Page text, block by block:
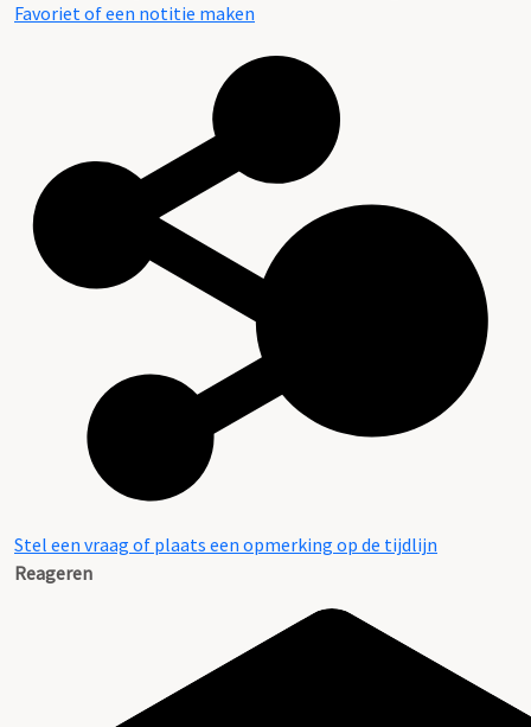
Favoriet of een notitie maken
Stel een vraag of plaats een opmerking op de tijdlijn
Reageren